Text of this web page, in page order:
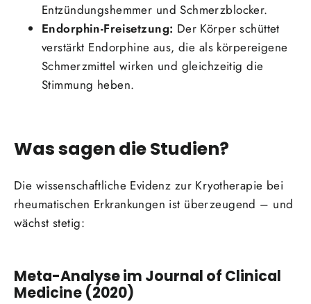
Entzündungshemmer und Schmerzblocker.
Endorphin-Freisetzung: Der Körper schüttet
verstärkt Endorphine aus, die als körpereigene
Schmerzmittel wirken und gleichzeitig die
Stimmung heben.
Was sagen die Studien?
Die wissenschaftliche Evidenz zur Kryotherapie bei
rheumatischen Erkrankungen ist überzeugend – und
wächst stetig:
Meta-Analyse im Journal of Clinical
Medicine (2020)